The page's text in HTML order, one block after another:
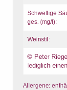
Schweflige
ges. (mg/l):
Weinstil:
© Peter
lediglich
Allergene: